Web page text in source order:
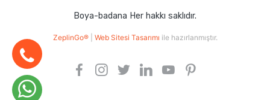
Boya-badana Her hakkı saklıdır.
ZeplinGo® Web Sitesi Tasarımı ile hazırlanmıştır.